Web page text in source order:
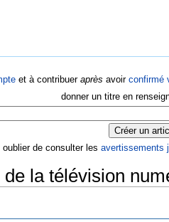
et à contribuer après avoir confirmé
donner un titre en
de consulter les avertissements
la télévision